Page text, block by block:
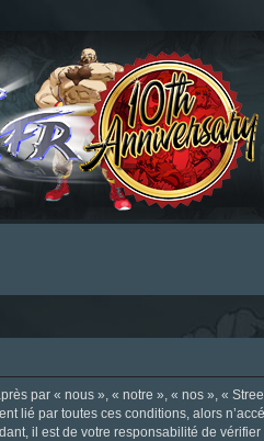
par « nous », « notre », « nos », «
lié par toutes ces conditions, alors
il est de votre responsabilité de